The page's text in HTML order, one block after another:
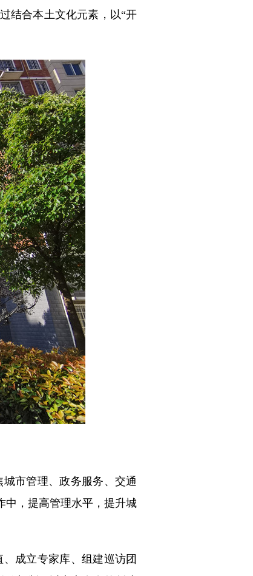
结合本土文化元素，以“开
市管理、政务服务、交通
中，提高管理水平，提升城
成立专家库、组建巡访团